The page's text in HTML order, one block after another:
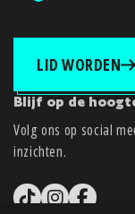
LID WORDEN
Blijf op de
Volg ons op social
inzichten.
tiktokinstagram